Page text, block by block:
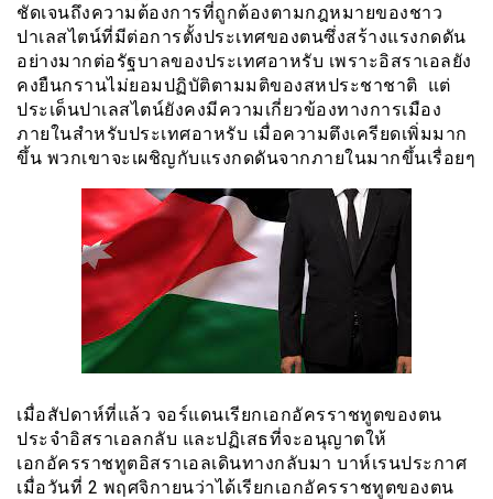
ชัดเจนถึงความต้องการที่ถูกต้องตามกฎหมายของชาว
ปาเลสไตน์ที่มีต่อการตั้งประเทศของตนซึ่งสร้างแรงกดดัน
อย่างมากต่อรัฐบาลของประเทศอาหรับ เพราะอิสราเอลยัง
คงยืนกรานไม่ยอมปฏิบัติตามมติของสหประชาชาติ แต่
ประเด็นปาเลสไตน์ยังคงมีความเกี่ยวข้องทางการเมือง
ภายในสำหรับประเทศอาหรับ เมื่อความตึงเครียดเพิ่มมาก
ขึ้น พวกเขาจะเผชิญกับแรงกดดันจากภายในมากขึ้นเรื่อยๆ
เมื่อสัปดาห์ที่แล้ว จอร์แดนเรียกเอกอัครราชทูตของตน
ประจำอิสราเอลกลับ และปฏิเสธที่จะอนุญาตให้
เอกอัครราชทูตอิสราเอลเดินทางกลับมา บาห์เรนประกาศ
เมื่อวันที่ 2 พฤศจิกายนว่าได้เรียกเอกอัครราชทูตของตน